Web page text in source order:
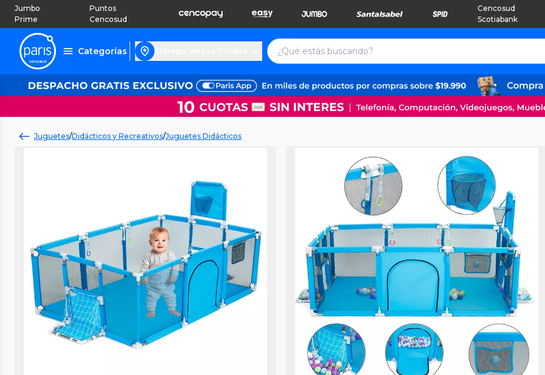
Jumbo
Prime
Puntos
Cencosud
Cencosud
Scotiabank
Categorías
Juguetes/Didácticos y Recreativos/Juguetes Didácticos